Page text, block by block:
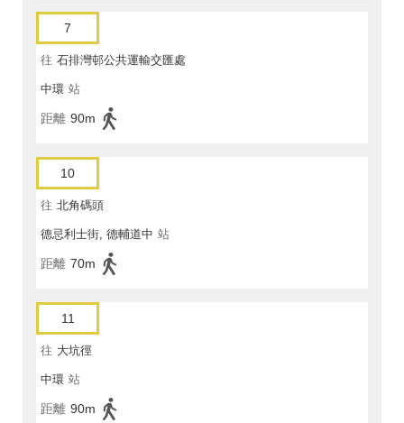
7
往 石排灣邨公共運輸交匯處
中環 站
距離 90m
10
往 北角碼頭
德忌利士街, 德輔道中 站
距離 70m
11
往 大坑徑
中環 站
距離 90m